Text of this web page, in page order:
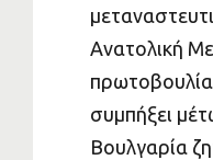
Ανατολική
συμπήξει
Βουλγαρία